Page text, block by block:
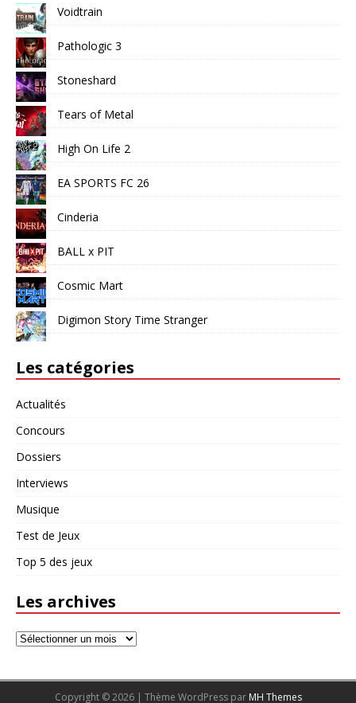
Voidtrain
Pathologic 3
Stoneshard
Tears of Metal
High On Life 2
EA SPORTS FC 26
Cinderia
BALL x PIT
Cosmic Mart
Digimon Story Time Stranger
Les catégories
Actualités
Concours
Dossiers
Interviews
Musique
Test de Jeux
Top 5 des jeux
Les archives
Copyright © 2026 | Thème WordPress par MH Themes